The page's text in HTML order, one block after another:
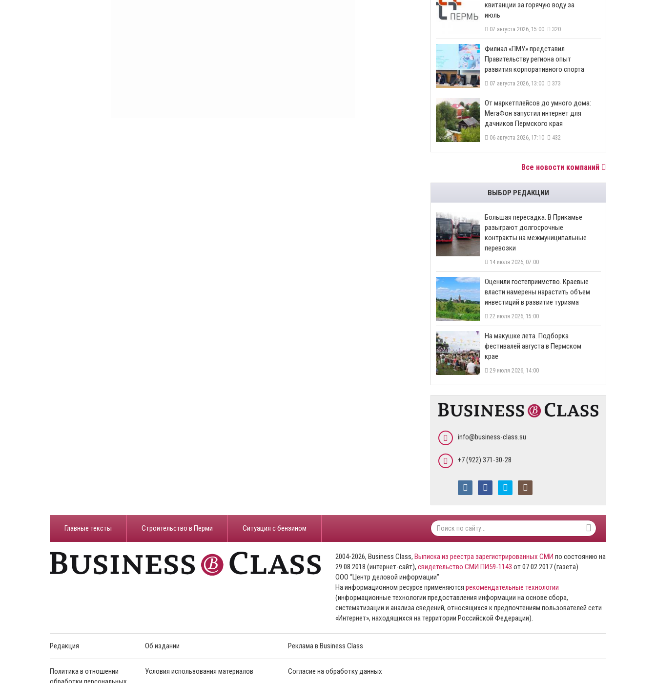
квитанции за горячую воду за
июль
07 августа 2026, 15:00 320
​Филиал «ПМУ» представил
Правительству региона опыт
развития корпоративного спорта
07 августа 2026, 13:00 373
От маркетплейсов до умного дома:
МегаФон запустил интернет для
дачников Пермского края
06 августа 2026, 17:10 432
Все новости компаний
ВЫБОР РЕДАКЦИИ
Большая пересадка. В Прикамье
разыграют долгосрочные
контракты на межмуниципальные
перевозки
14 июля 2026, 07:00
Оценили гостеприимство. Краевые
власти намерены нарастить объем
инвестиций в развитие туризма
22 июля 2026, 15:00
На макушке лета. Подборка
фестивалей августа в Пермском
крае
29 июля 2026, 14:00
info@business-class.su
+7 (922) 371-30-28
Главные тексты Строительство в Перми ​Ситуация с бензином
2004-2026, Business Class, Выписка из реестра зарегистрированных СМИ по состоянию на
29.08.2018 (интернет-сайт), свидетельство СМИ ПИ59-1143 от 07.02.2017 (газета)
ООО “Центр деловой информации”
На информационном ресурсе применяются рекомендательные технологии
(информационные технологии предоставления информации на основе сбора,
систематизации и анализа сведений, относящихся к предпочтениям пользователей сети
«Интернет», находящихся на территории Российской Федерации).
Редакция Об издании Реклама в Business Class
Политика в отношении
Условия использования материалов Согласие на обработку данных